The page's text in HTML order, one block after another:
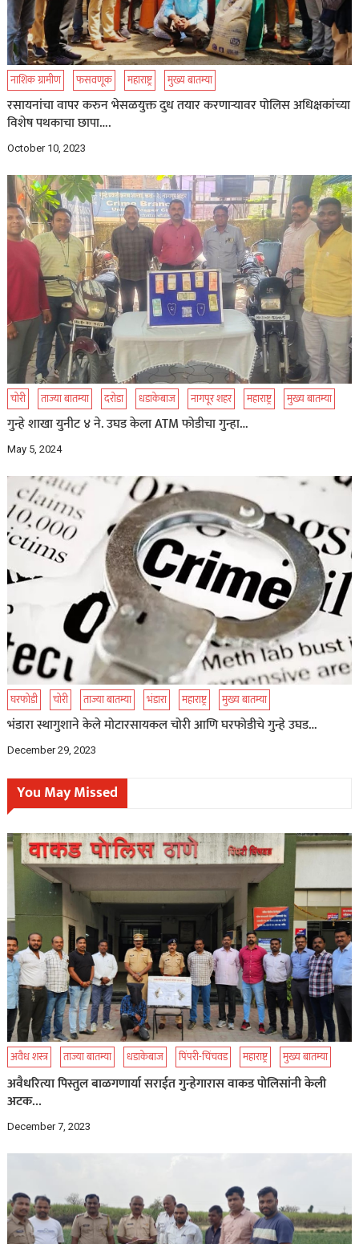
नाशिक ग्रामीण फसवणूक महाराष्ट्र मुख्य बातम्या
रसायनांचा वापर करुन भेसळयुक्त दुध तयार करणाऱ्यावर पोलिस अधिक्षकांच्या
विशेष पथकाचा छापा….
October 10, 2023
चोरी ताज्या बातम्या दरोडा धडाकेबाज नागपूर शहर महाराष्ट्र मुख्य बातम्या
गुन्हे शाखा युनीट ४ ने. उघड केला ATM फोडीचा गुन्हा…
May 5, 2024
घरफोडी चोरी ताज्या बातम्या भंडारा महाराष्ट्र मुख्य बातम्या
भंडारा स्थागुशाने केले मोटारसायकल चोरी आणि घरफोडीचे गुन्हे उघड…
December 29, 2023
You May Missed
अवैध शस्त्र ताज्या बातम्या धडाकेबाज पिंपरी-चिंचवड महाराष्ट्र मुख्य बातम्या
अवैधरित्या पिस्तुल बाळगणार्या सराईत गुन्हेगारास वाकड पोलिसांनी केली
अटक…
December 7, 2023